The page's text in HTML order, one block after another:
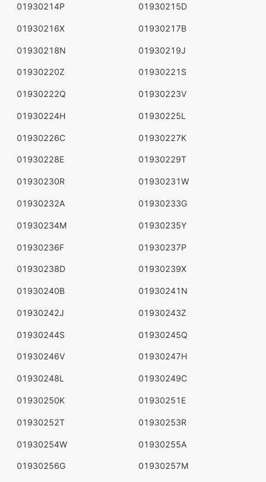
01930214P 01930215D
01930216X 01930217B
01930218N 01930219J
01930220Z 01930221S
01930222Q 01930223V
01930224H 01930225L
01930226C 01930227K
01930228E 01930229T
01930230R 01930231W
01930232A 01930233G
01930234M 01930235Y
01930236F 01930237P
01930238D 01930239X
01930240B 01930241N
01930242J 01930243Z
01930244S 01930245Q
01930246V 01930247H
01930248L 01930249C
01930250K 01930251E
01930252T 01930253R
01930254W 01930255A
01930256G 01930257M